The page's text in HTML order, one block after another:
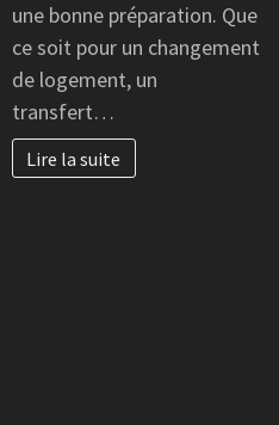
une bonne préparation. Que
ce soit pour un changement
de logement, un
transfert…
Lire la suite